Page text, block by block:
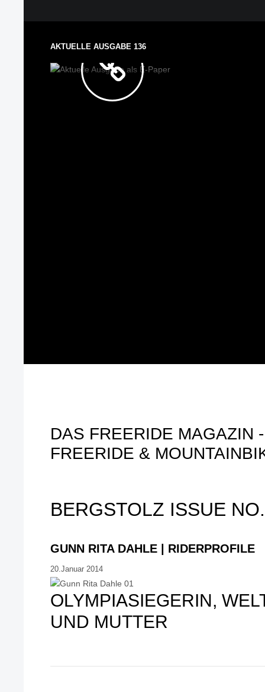
AKTUELLE AUSGABE 136
AUSGABE
PAPER
DAS FREERIDE MAGAZIN
FREERIDE &
BERGSTOLZ ISSUE
GUNN RITA DAHLE | RIDERPROFILE
20.Januar 2014
OLYMPIASIEGERIN,
UND MUTTER